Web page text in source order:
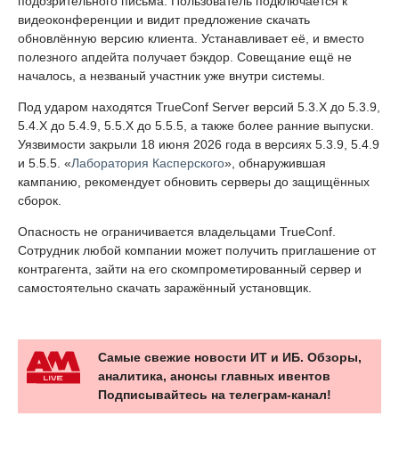
видеоконференции и видит предложение скачать
обновлённую версию клиента. Устанавливает её, и вместо
полезного апдейта получает бэкдор. Совещание ещё не
началось, а незваный участник уже внутри системы.
Под ударом находятся TrueConf Server версий 5.3.X до 5.3.9,
5.4.X до 5.4.9, 5.5.X до 5.5.5, а также более ранние выпуски.
Уязвимости закрыли 18 июня 2026 года в версиях 5.3.9, 5.4.9
и 5.5.5. «Лаборатория Касперского», обнаружившая
кампанию, рекомендует обновить серверы до защищённых
сборок.
Опасность не ограничивается владельцами TrueConf.
Сотрудник любой компании может получить приглашение от
контрагента, зайти на его скомпрометированный сервер и
самостоятельно скачать заражённый установщик.
Самые свежие новости ИТ и ИБ. Обзоры,
аналитика, анонсы главных ивентов
Подписывайтесь на телеграм-канал!